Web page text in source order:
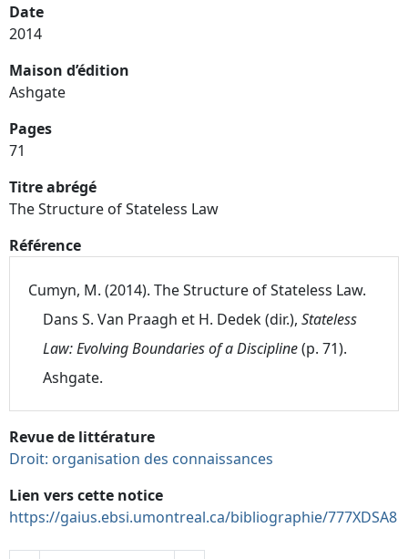
Date
2014
Maison d’édition
Ashgate
Pages
71
Titre abrégé
The Structure of Stateless Law
Référence
Cumyn, M. (2014). The Structure of Stateless Law.
Dans S. Van Praagh et H. Dedek (dir.), Stateless
Law: Evolving Boundaries of a Discipline(p. 71).
Ashgate.
Revue de littérature
Droit: organisation des connaissances
Lien vers cette notice
https://gaius.ebsi.umontreal.ca/bibliographie/777XDSA8